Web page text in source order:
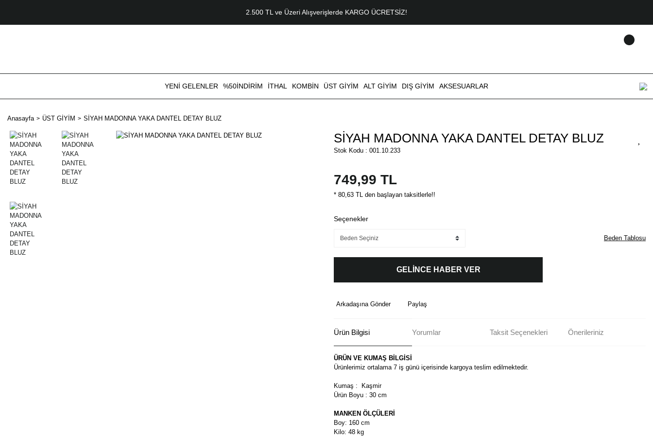
2.500 TL ve Üzeri Alışverişlerde KARGO ÜCRETSİZ!
YENİ GELENLER %50İNDİRİM İTHAL KOMBİN ÜST GİYİM ALT GİYİM DIŞ GİYİM AKSESUARLAR
Anasayfa ÜST GİYİM SİYAH MADONNA YAKA DANTEL DETAY BLUZ
SİYAH MADONNA YAKA DANTEL DETAY BLUZ
Stok Kodu : 001.10.233
749,99 TL
* 80,63 TL den başlayan taksitlerle!!
Seçenekler
Beden Tablosu
GELİNCE HABER VER
Arkadaşına Gönder Paylaş
Ürün Bilgisi Yorumlar Taksit Seçenekleri Önerileriniz
ÜRÜN VE KUMAŞ BİLGİSİ
Ürünlerimiz ortalama 7 iş günü içerisinde kargoya teslim edilmektedir.
Kumaş : Kaşmir
Ürün Boyu : 30 cm
MANKEN ÖLÇÜLERİ
Boy: 160 cm
Kilo: 48 kg